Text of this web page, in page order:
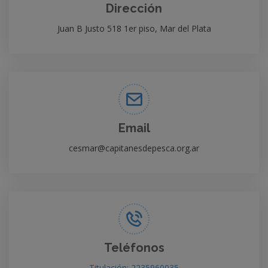
Dirección
Juan B Justo 518 1er piso, Mar del Plata
Email
cesmar@capitanesdepesca.org.ar
Teléfonos